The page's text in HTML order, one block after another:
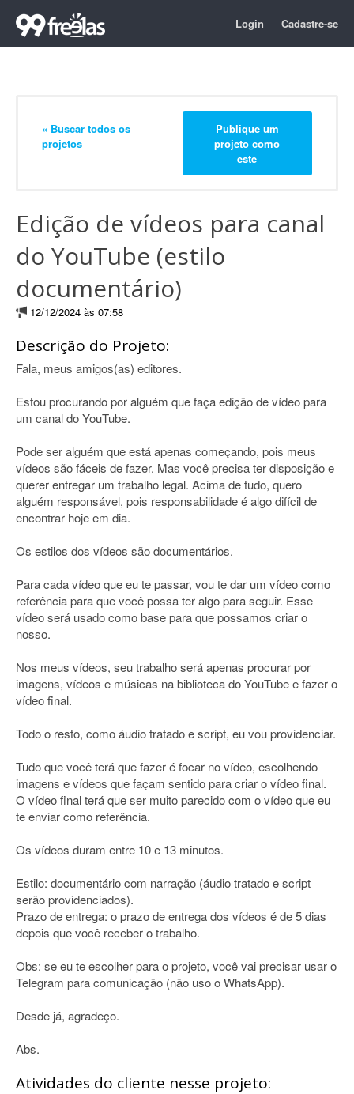
Login Cadastre-se
« Buscar todos os
projetos
Publique um
projeto como
este
Edição de vídeos para canal
do YouTube (estilo
documentário)
12/12/2024 às 07:58
Descrição do Projeto:
Fala, meus amigos(as) editores.
Estou procurando por alguém que faça edição de vídeo para
um canal do YouTube.
Pode ser alguém que está apenas começando, pois meus
vídeos são fáceis de fazer. Mas você precisa ter disposição e
querer entregar um trabalho legal. Acima de tudo, quero
alguém responsável, pois responsabilidade é algo difícil de
encontrar hoje em dia.
Os estilos dos vídeos são documentários.
Para cada vídeo que eu te passar, vou te dar um vídeo como
referência para que você possa ter algo para seguir. Esse
vídeo será usado como base para que possamos criar o
nosso.
Nos meus vídeos, seu trabalho será apenas procurar por
imagens, vídeos e músicas na biblioteca do YouTube e fazer o
vídeo final.
Todo o resto, como áudio tratado e script, eu vou providenciar.
Tudo que você terá que fazer é focar no vídeo, escolhendo
imagens e vídeos que façam sentido para criar o vídeo final.
O vídeo final terá que ser muito parecido com o vídeo que eu
te enviar como referência.
Os vídeos duram entre 10 e 13 minutos.
Estilo: documentário com narração (áudio tratado e script
serão providenciados).
Prazo de entrega: o prazo de entrega dos vídeos é de 5 dias
depois que você receber o trabalho.
Obs: se eu te escolher para o projeto, você vai precisar usar o
Telegram para comunicação (não uso o WhatsApp).
Desde já, agradeço.
Abs.
Atividades do cliente nesse projeto: